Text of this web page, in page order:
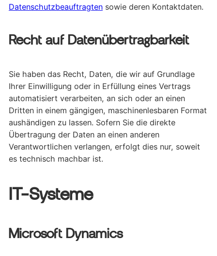
Datenschutzbeauftragten sowie deren Kontaktdaten.
Recht auf Datenübertragbarkeit
Sie haben das Recht, Daten, die wir auf Grundlage
Ihrer Einwilligung oder in Erfüllung eines Vertrags
automatisiert verarbeiten, an sich oder an einen
Dritten in einem gängigen, maschinenlesbaren Format
aushändigen zu lassen. Sofern Sie die direkte
Übertragung der Daten an einen anderen
Verantwortlichen verlangen, erfolgt dies nur, soweit
es technisch machbar ist.
IT-Systeme
Microsoft Dynamics